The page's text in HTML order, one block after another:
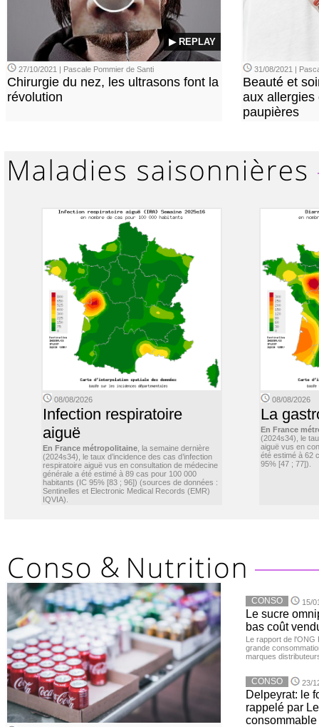
▶ REPLAY
27/10/2021 | Pascale Pommier de Santi
Chirurgie du nez, les ultrasons font la
révolution
31/08/2021 |
Beauté et
aux allergies
paupières
08/08/2026
Infection respiratoire
aiguë
En France métropolitaine , la semaine dernière
(2024s34), le taux d’incidence des cas d’infection
respiratoire aiguë vus en consultation de médecine
générale a été estimé à 89 cas pour 100 000
habitants (IC 95% [83 ; 96]) (sources de données :
Sentinelles et Electronic Medical Records (EMR)
IQVIA).
08/08/2026
La
En France
(2024s34), le
aiguë vus en
été estimé à 62
95% [47 ; 77]).
CONSO 15/
Le sucre
bas coût
Le rapport de l'ONG
grande
marques
CONSO 23/
Delpeyrat: le
rappelé par
consommable